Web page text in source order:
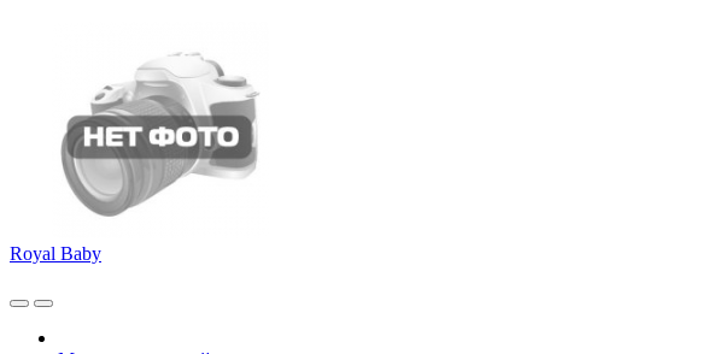
Royal Baby